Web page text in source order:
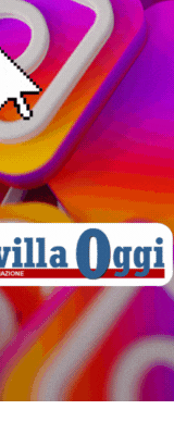
con san Placido
storico resta aperto,
ha mai
il significato più
a Messina: il
oltre quattro secoli
di fede, memoria e
mai, ha trovato
nel silenzio, nella
città ferita.